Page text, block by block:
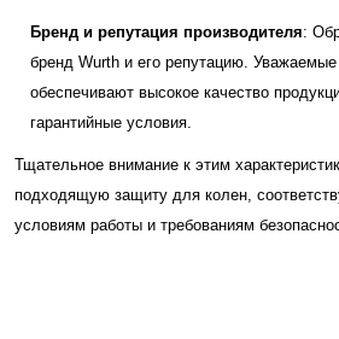
Бренд и репутация производителя:
бренд Wurth и его репутацию.
обеспечивают высокое качество
гарантийные условия.
Тщательное внимание к этим
подходящую защиту для колен,
условиям работы и требованиям